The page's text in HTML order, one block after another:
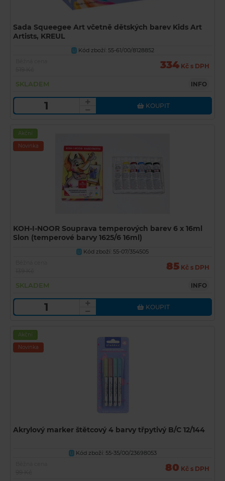
Sada Squeegee Art včetně dětských barev Kids Art
Artists, KREUL
U Kód zboží: 55-61/00/8128852
334 Kč s DPH
SKLADEM INFO
KOUPIT
Akční
Novinka
KOH-I-NOOR Souprava temperových barev 6 x 16ml
Slon (temperové barvy 1625/6 16ml)
U
Kód zboží: 55-07/354505
85 Kč s DPH
SKLADEM INFO
KOUPIT
Akční
Novinka
Akrylový marker štětcový 4 barvy třpytivý B/C 12/144
U Kód zboží: 55-35/00/23698053
80 Kč s DPH